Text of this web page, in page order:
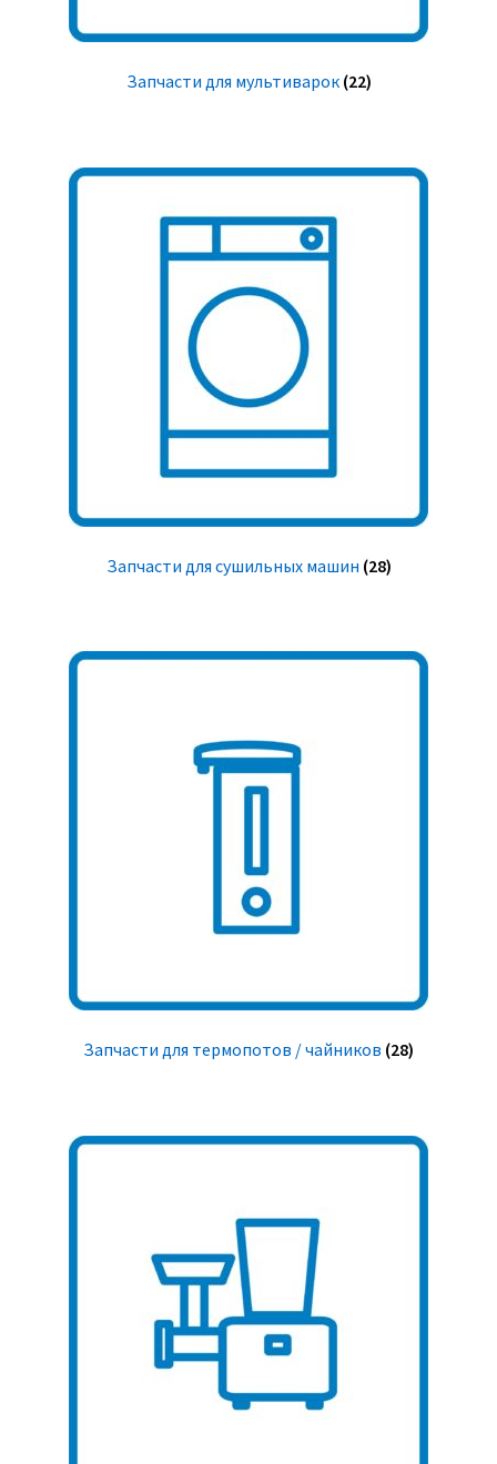
Запчасти для мультиварок (22)
Запчасти для сушильных машин (28)
Запчасти для термопотов / чайников (28)